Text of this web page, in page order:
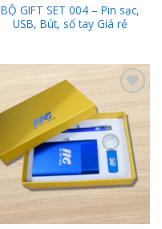
BỘ GIFT SET 004 – Pin sạc,
USB, Bút, sổ tay Giá rẻ
Wishlist